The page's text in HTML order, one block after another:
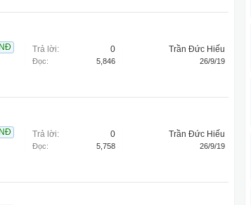
Trả lời: 0
Đọc: 5,846
Trần Đức Hiếu
26/9/19
Trả lời: 0
Đọc: 5,758
Trần Đức Hiếu
26/9/19